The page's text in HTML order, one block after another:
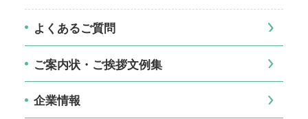
よくあるご質問
ご案内状・ご挨拶文例集
企業情報